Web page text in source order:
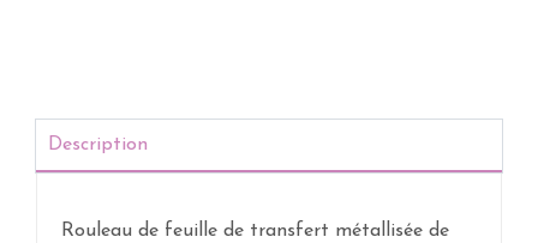
Description
Rouleau de feuille de transfert métallisée de